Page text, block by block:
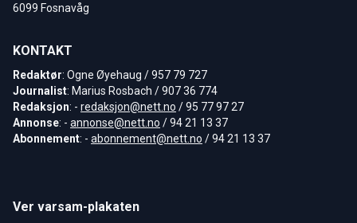
6099 Fosnavåg
KONTAKT
Redaktør: Ogne Øyehaug / 957 79 727
Journalist: Marius Rosbach / 907 36 774
Redaksjon: - redaksjon@nett.no / 95 77 97 27
Annonse: - annonse@nett.no / 94 21 13 37
Abonnement: - abonnement@nett.no / 94 21 13 37
Ver varsam-plakaten